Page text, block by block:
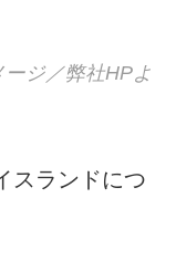
ジ／弊社HPよ
スランドにつ